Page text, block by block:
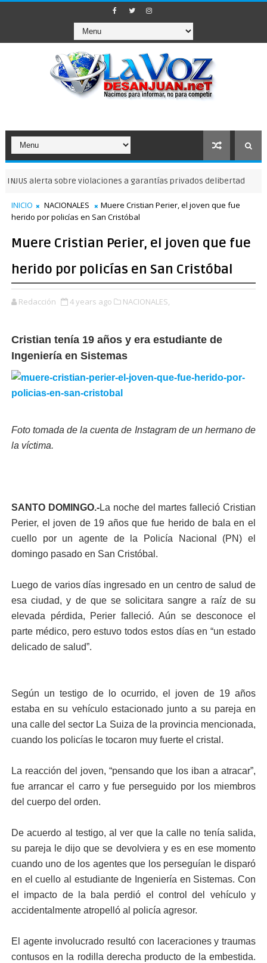
alerta sobre violaciones a garantías privados delibertad NOTICIAS
INICIO NACIONALES
Muere Cristian Perier, el joven que fue
herido por policías en San Cristóbal
Muere Cristian Perier, el joven que fue
herido por policías en San Cristóbal
Redacción 4 years ago NACIONALES,
Cristian tenía 19 años y era estudiante de
Ingeniería en Sistemas
Foto tomada de la cuenta de Instagram de un hermano de
la víctima.
SANTO DOMINGO.-La noche del martes falleció Cristian
Perier, el joven de 19 años que fue herido de bala en el
cuello por un agente de la Policía Nacional (PN) el
domingo pasado en San Cristóbal.
Luego de varios días ingresado en un centro de salud de
esa ciudad, y de que se solicitara sangre a raíz de su
elevada pérdida, Perier falleció. Aún se desconoce el
parte médico, pero estuvo todos estos días en “un estado
delicado de salud”.
Según un testigo de lo ocurrido, el joven de 19 años
estaba en su vehículo estacionado junto a su pareja en
una calle del sector La Suiza de la provincia mencionada,
cuando los policías le tocaron muy fuerte el cristal.
La reacción del joven, “pensando que los iban a atracar”,
fue arrancar el carro y fue perseguido por los miembros
del cuerpo del orden.
De acuerdo al testigo, al ver que la calle no tenía salida,
su pareja le dijo que se devolviera y es en ese momento
cuando uno de los agentes que los perseguían le disparó
en el cuello al estudiante de Ingeniería en Sistemas. Con
el impacto de la bala perdió el control del vehículo y
accidentalmente atropelló al policía agresor.
El agente involucrado resultó con laceraciones y traumas
contusos en la rodilla derecha producto de la embestida.